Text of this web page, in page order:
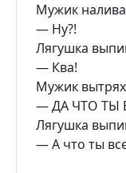
Мужик
— Ну?!
Лягушка
— Ква!
Мужик
— ДА ЧТО ТЫ
Лягушка
— А что ты